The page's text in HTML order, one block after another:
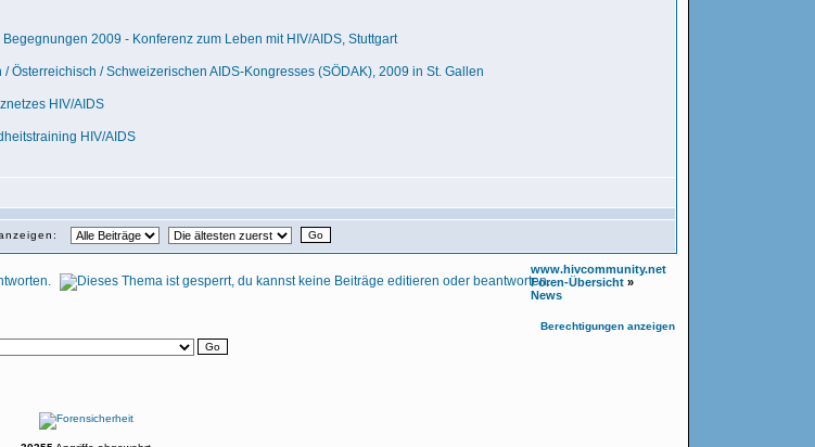
2009 - Konferenz zum Leben mit HIV/AIDS, Stuttgart
Österreichisch / Schweizerischen AIDS-Kongresses (SÖDAK), 2009 in St. Gallen
HIV/AIDS
HIV/AIDS
www.hivcommunity.net
Foren-Übersicht »
News
Berechtigungen anzeigen